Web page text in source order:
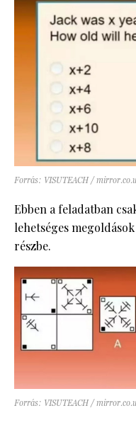
Forrás: VISUTEACH /
Ebben a feladatban
lehetséges
részbe.
Forrás: VISUTEACH /